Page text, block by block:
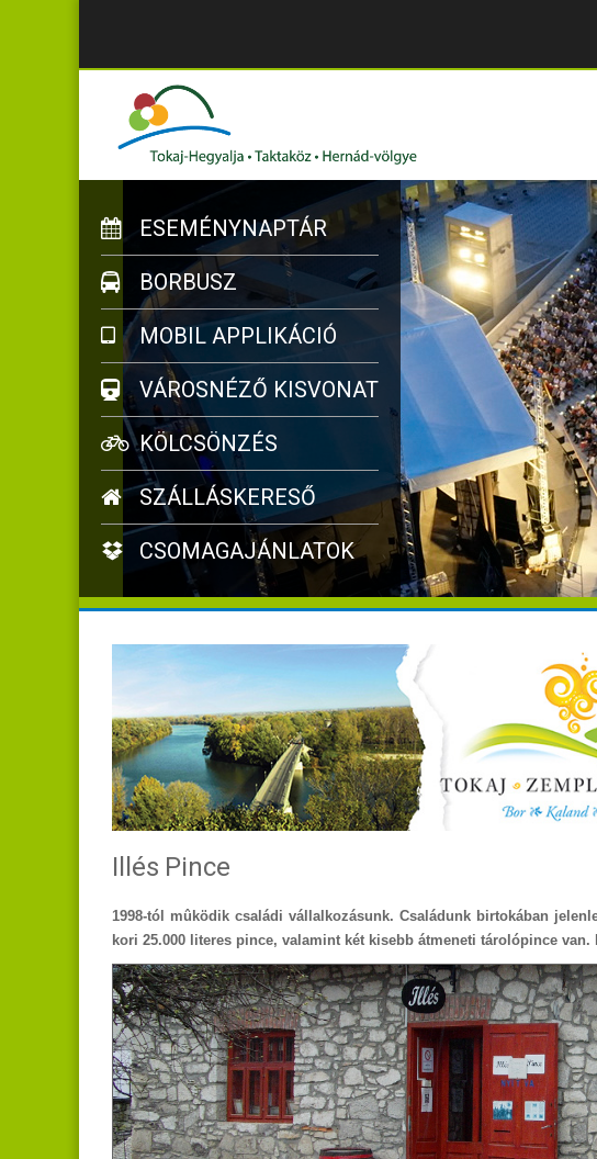
ESEMÉNYNAPTÁR
BORBUSZ
MOBIL APPLIKÁCIÓ
VÁROSNÉZŐ KISVONAT
KÖLCSÖNZÉS
SZÁLLÁSKERESŐ
CSOMAGAJÁNLATOK
Illés Pince
1998-tól mûködik családi vállalkozásunk. Családunk birtokában
kori 25.000 literes pince, valamint két kisebb átmeneti tárolópince